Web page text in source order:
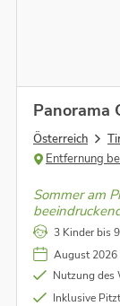
Panorama
Österreich
Entfernung
Sommer am
Höhenluft.
Wiesen und
3 Kinder bis
August 2026
Nutzung des
Inklusive Pitztal Sommer